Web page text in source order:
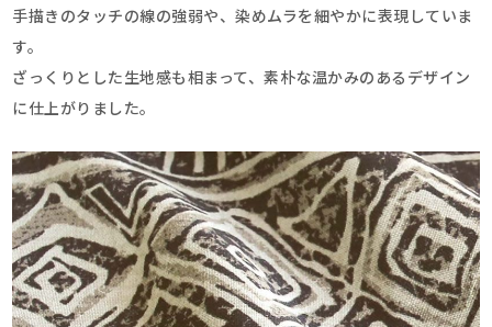
手描きのタッチの線の強弱や、染めムラを細やかに表現していま
す。
ざっくりとした生地感も相まって、素朴な温かみのあるデザイン
に仕上がりました。